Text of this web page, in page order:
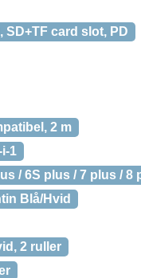
SD+TF card slot, PD
2 m
1
/ 6S plus / 7 plus / 8
Blå/Hvid
2 ruller